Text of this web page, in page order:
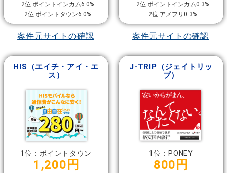
2位:ポイントインカム6.0%
2位:ポイントタウン6.0%
案件元サイトの確認
2位:ポイントインカム0.3%
2位:アメフリ0.3%
案件元サイトの確認
HIS（エイチ・アイ・エ
ス）
1位：ポイントタウン
1,200円
J-TRIP（ジェイトリッ
プ）
1位：PONEY
800円